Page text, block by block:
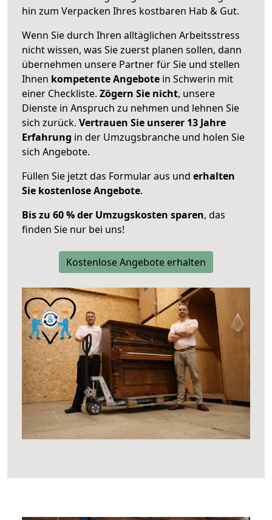
hin zum Verpacken Ihres kostbaren Hab & Gut.
Wenn Sie durch Ihren alltäglichen Arbeitsstress
nicht wissen, was Sie zuerst planen sollen, dann
übernehmen unsere Partner für Sie und stellen
Ihnen kompetente Angebote in Schwerin mit
einer Checkliste. Zögern Sie nicht, unsere
Dienste in Anspruch zu nehmen und lehnen Sie
sich zurück. Vertrauen Sie unserer 13 Jahre
Erfahrung in der Umzugsbranche und holen Sie
sich Angebote.
Füllen Sie jetzt das Formular aus und erhalten
Sie kostenlose Angebote.
Bis zu 60 % der Umzugskosten sparen, das
finden Sie nur bei uns!
Kostenlose Angebote erhalten